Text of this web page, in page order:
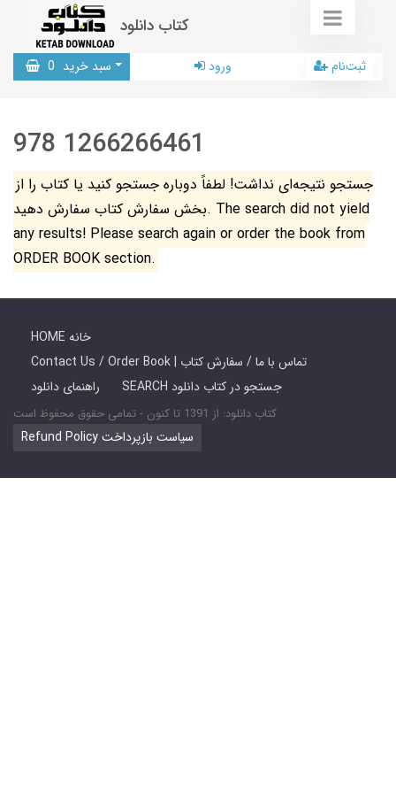
کتاب دانلود
سبد خرید 0 ورود ثبت‌نام
978 1266266461
جستجو نتیجه‌ای نداشت! لطفاً دوباره جستجو کنید یا کتاب را از
بخش سفارش کتاب سفارش دهید. The search did not yield
any results! Please search again or order the book from
ORDER BOOK section.
HOME خانه
Contact Us / Order Book | تماس با ما / سفارش کتاب
راهنمای دانلود
SEARCH جستجو در کتاب دانلود
کتاب دانلود: از 1391 تا کنون - تمامی حقوق محفوظ است
Refund Policy سیاست بازپرداخت